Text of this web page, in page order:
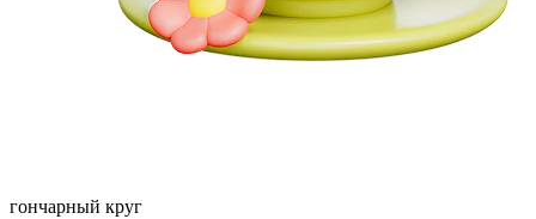
гончарный круг